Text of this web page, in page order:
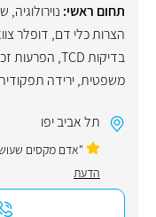
תחום ראשי: נוירולוגיה,
הצרות כלי דם, דופלר
בדיקות TCD
, הפרעות
משפטית,ירידה
תל אביב יפו
"אדם מקסים
הדעת